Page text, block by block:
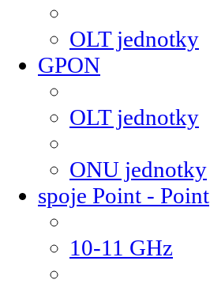
OLT jednotky
GPON
OLT jednotky
ONU jednotky
spoje Point - Point
10-11 GHz